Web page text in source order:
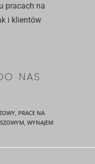
pracach na
i klientów
NAS
PRACE NA
WYNAJEM